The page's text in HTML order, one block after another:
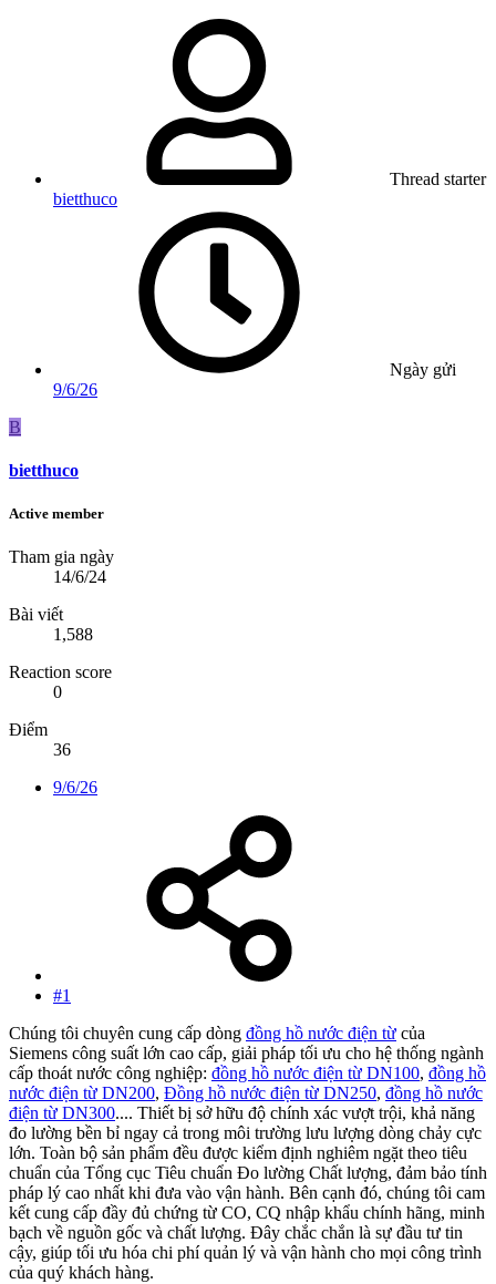
Thread starter
bietthuco
Ngày gửi
9/6/26
B
bietthuco
Active member
Tham gia ngày
14/6/24
Bài viết
1,588
Reaction score
0
Điểm
36
9/6/26
#1
Chúng tôi chuyên cung cấp dòng đồng hồ nước điện từ của
Siemens công suất lớn cao cấp, giải pháp tối ưu cho hệ thống ngành
cấp thoát nước công nghiệp: đồng hồ nước điện từ DN100, đồng hồ
nước điện từ DN200, Đồng hồ nước điện từ DN250, đồng hồ nước
điện từ DN300.... Thiết bị sở hữu độ chính xác vượt trội, khả năng
đo lường bền bỉ ngay cả trong môi trường lưu lượng dòng chảy cực
lớn. Toàn bộ sản phẩm đều được kiểm định nghiêm ngặt theo tiêu
chuẩn của Tổng cục Tiêu chuẩn Đo lường Chất lượng, đảm bảo tính
pháp lý cao nhất khi đưa vào vận hành. Bên cạnh đó, chúng tôi cam
kết cung cấp đầy đủ chứng từ CO, CQ nhập khẩu chính hãng, minh
bạch về nguồn gốc và chất lượng. Đây chắc chắn là sự đầu tư tin
cậy, giúp tối ưu hóa chi phí quản lý và vận hành cho mọi công trình
của quý khách hàng.